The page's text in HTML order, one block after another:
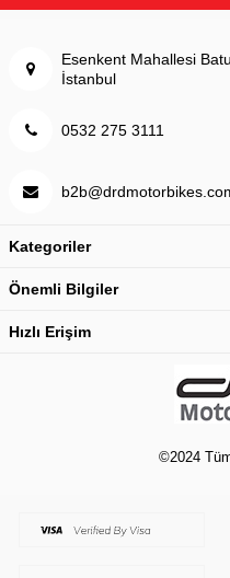
Esenkent Mahallesi
İstanbul
0532 275 3111
Kategoriler
Önemli Bilgiler
Hızlı Erişim
©2024